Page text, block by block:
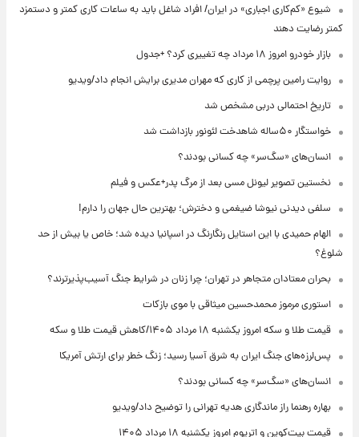
شیوع «کم‌کاری اجباری» در ایران/ افراد شاغل باید به ساعات کاری کمتر و دستمزد
کمتر رضایت دهند
بازار خودرو امروز ۱۸ مرداد چه تغییری کرد؟ +جدول
روایت رامین پرچمی از کاری که مهران مدیری برایش انجام داد/ویدیو
تاریخ احتمالی دربی مشخص شد
خواستگار ۵۰ساله شاهدخت لئونور بازداشت شد
انسان‌های «سگ‌سر» چه کسانی بودند؟
نخستین تصویر لیونل مسی بعد از مرگ پدر+عکس و فیلم
سلفی دیدنی نیوشا ضیغمی و دخترش؛ بهترین حال جهان را دارم!
الهام حمیدی با این استایل رنگارنگ در اسپانیا دیده شد؛ خاص یا بیش از حد
شلوغ؟
بحران معتادان متجاهر در تهران؛ چرا زنان در شرایط جنگ آسیب‌پذیرترند؟
استوری مرموز محمدحسین میثاقی با موی بازکات
قیمت طلا و سکه امروز یکشنبه ۱۸ مرداد ۱۴۰۵/کاهش قیمت طلا و سکه
پس‌لرزه‌های جنگ ایران به شرق آسیا رسید؛ زنگ خطر برای ارتش آمریکا
انسان‌های «سگ‌سر» چه کسانی بودند؟
بهاره رهنما راز ماندگاری هدیه تهرانی را توضیح داد/ویدیو
قیمت بیت‌کوین و اتریوم امروز یکشنبه ۱۸ مرداد ۱۴۰۵